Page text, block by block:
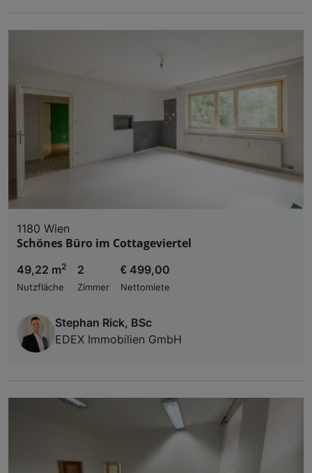
1180 Wien
Schönes Büro im Cottageviertel
49,22 m2
Nutzfläche
2
Zimmer
€ 499,00
Nettomiete
Stephan Rick, BSc
EDEX Immobilien GmbH